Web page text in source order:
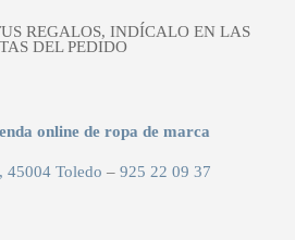
REGALOS, INDÍCALO EN LAS
DEL PEDIDO
online de ropa de marca
45004 Toledo –925 22 09 37